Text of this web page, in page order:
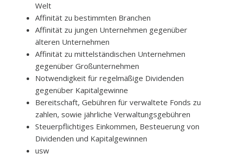
Welt
Affinität zu bestimmten Branchen
Affinität zu jungen Unternehmen gegenüber
älteren Unternehmen
Affinität zu mittelständischen Unternehmen
gegenüber Großunternehmen
Notwendigkeit für regelmäßige Dividenden
gegenüber Kapitalgewinne
Bereitschaft, Gebühren für verwaltete Fonds zu
zahlen, sowie jährliche Verwaltungsgebühren
Steuerpflichtiges Einkommen, Besteuerung von
Dividenden und Kapitalgewinnen
usw